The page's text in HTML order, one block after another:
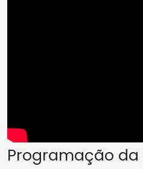
Programação da